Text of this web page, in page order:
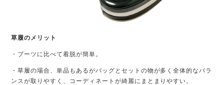
草履のメリット
・ブーツに比べて着脱が簡単。
・草履の場合、単品もあるがバッグとセットの物が多く全体的なバラ
ンスが取りやすく、コーディネートが綺麗にまとまりやすい。